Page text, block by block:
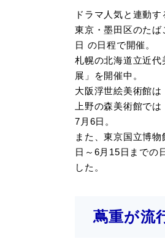
ドラマ人気と連動
東京・墨田区のた
日 の日程で開催。
札幌の北海道立近
展」を開催中。
大阪浮世絵美術館は
上野の森美術館で
7月6日。
また、東京国立博
日～6月15日までの
した。
蔦重が流